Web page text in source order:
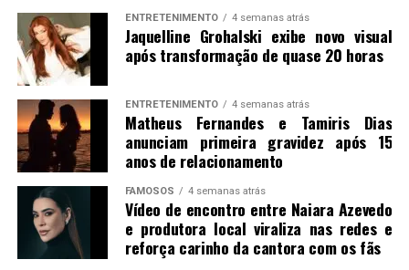
ENTRETENIMENTO 4 semanas atrás
Jaquelline Grohalski exibe novo visual
após transformação de quase 20 horas
ENTRETENIMENTO 4 semanas atrás
Matheus Fernandes e Tamiris Dias
anunciam primeira gravidez após 15
anos de relacionamento
FAMOSOS 4 semanas atrás
Vídeo de encontro entre Naiara Azevedo
e produtora local viraliza nas redes e
reforça carinho da cantora com os fãs